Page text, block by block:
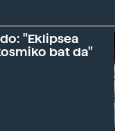
"Eklipsea
bat da"